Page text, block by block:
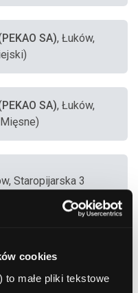
cookies
małe pliki tekstowe
SA), Łuków,
SA), Łuków,
Staropijarska 3